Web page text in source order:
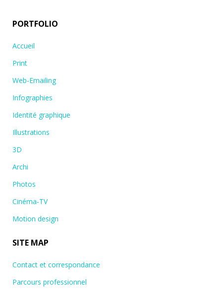
PORTFOLIO
Accueil
Print
Web-Emailing
Infographies
Identité graphique
Illustrations
3D
Archi
Photos
Cinéma-TV
Motion design
SITE MAP
Contact et correspondance
Parcours professionnel